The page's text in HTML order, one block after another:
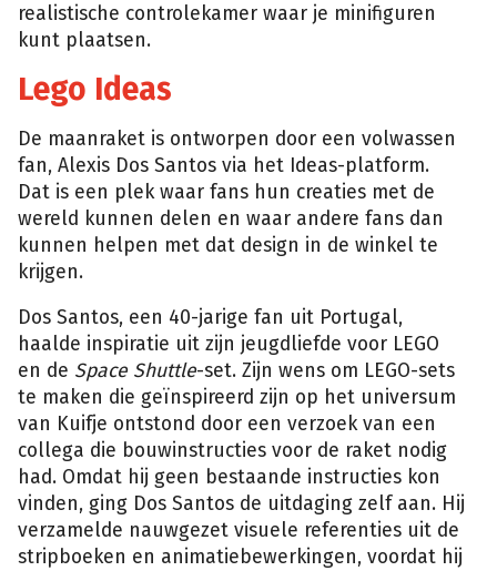
realistische controlekamer waar je minifiguren
kunt plaatsen.
Lego Ideas
De maanraket is ontworpen door een volwassen
fan, Alexis Dos Santos via het Ideas-platform.
Dat is een plek waar fans hun creaties met de
wereld kunnen delen en waar andere fans dan
kunnen helpen met dat design in de winkel te
krijgen.
Dos Santos, een 40-jarige fan uit Portugal,
haalde inspiratie uit zijn jeugdliefde voor LEGO
en de Space Shuttle-set. Zijn wens om LEGO-sets
te maken die geïnspireerd zijn op het universum
van Kuifje ontstond door een verzoek van een
collega die bouwinstructies voor de raket nodig
had. Omdat hij geen bestaande instructies kon
vinden, ging Dos Santos de uitdaging zelf aan. Hij
verzamelde nauwgezet visuele referenties uit de
stripboeken en animatiebewerkingen, voordat hij